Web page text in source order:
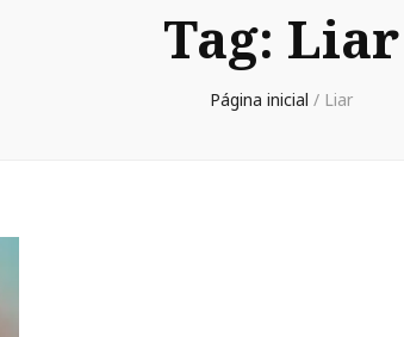
Tag: Liar
Página inicial / Liar